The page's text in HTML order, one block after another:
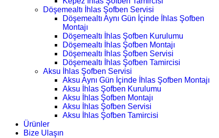
Döşemealtı İhlas Şofben Servisi
Döşemealtı Aynı Gün İçinde İhlas Şofben
Montajı
Döşemealtı İhlas Şofben Kurulumu
Döşemealtı İhlas Şofben Montajı
Döşemealtı İhlas Şofben Servisi
Döşemealtı İhlas Şofben Tamircisi
Aksu İhlas Şofben Servisi
Aksu Aynı Gün İçinde İhlas Şofben Montajı
Aksu İhlas Şofben Kurulumu
Aksu İhlas Şofben Montajı
Aksu İhlas Şofben Servisi
Aksu İhlas Şofben Tamircisi
Ürünler
Bize Ulaşın